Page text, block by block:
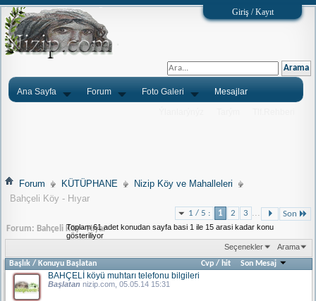
Giriş / Kayıt
Ana Sayfa Forum Foto Galeri Mesajlar
Forum KÜTÜPHANE
Nizip Köy ve Mahalleleri
Bahçeli Köy - Hıyar
1 / 5 : 1 2 3 ... Son
Toplam 61 adet konudan sayfa basi 1 ile 15 arasi kadar konu
gösteriliyor
Forum: Bahçeli Köy - Hıyar
Seçenekler Arama
Başlık / Konuyu Başlatan Cvp /hit Son Mesaj
BAHÇELİ köyü muhtarı telefonu bilgileri
Başlatan nizip.com, 05.05.14 15:31